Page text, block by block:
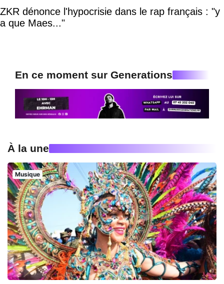
ZKR dénonce l'hypocrisie dans le rap français : "y
a que Maes..."
En ce moment sur Generations
À la une
Musique